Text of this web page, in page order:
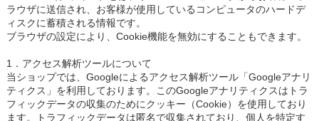
ラウザに送信され、お客様が使用しているコンピュータのハードデ
ィスクに蓄積される情報です。
ブラウザの設定により、Cookie機能を無効にすることもできます。
1．アクセス解析ツールについて
当ショップでは、Googleによるアクセス解析ツール「Googleアナリ
ティクス」を利用しております。このGoogleアナリティクスはトラ
フィックデータの収集のためにクッキー（Cookie）を使用しており
ます。トラフィックデータは匿名で収集されており、個人を特定す